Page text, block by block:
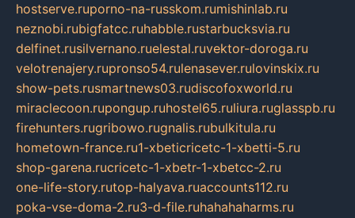
hostserve.ruporno-na-russkom.rumishinlab.ru
neznobi.rubigfatcc.ruhabble.rustarbucksvia.ru
delfinet.rusilvernano.ruelestal.ruvektor-doroga.ru
velotrenajery.rupronso54.rulenasever.rulovinskix.ru
show-pets.rusmartnews03.rudiscofoxworld.ru
miraclecoon.rupongup.ruhostel65.ruliura.ruglasspb.ru
firehunters.rugribowo.rugnalis.rubulkitula.ru
hometown-france.ru1-xbeticricetc-1-xbetti-5.ru
shop-garena.rucricetc-1-xbetr-1-xbetcc-2.ru
one-life-story.rutop-halyava.ruaccounts112.ru
poka-vse-doma-2.ru3-d-file.ruhahahaharms.ru